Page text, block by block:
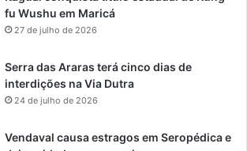
fu Wushu em Maricá
27 de julho de 2026
Serra das Araras terá cinco dias de
interdições na Via Dutra
24 de julho de 2026
Vendaval causa estragos em Seropédica e